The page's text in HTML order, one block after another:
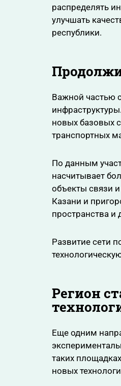
распределять
улучшать
республики.
Важной частью
новых базовых
транспортных
По данным
насчитывает
объекты связи
Казани и
пространства и
Развитие сети
Регион
Еще одним
таких
новых